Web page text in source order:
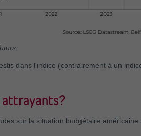
dans l'indice (contrairement à un
attrayants?
sur la situation budgétaire